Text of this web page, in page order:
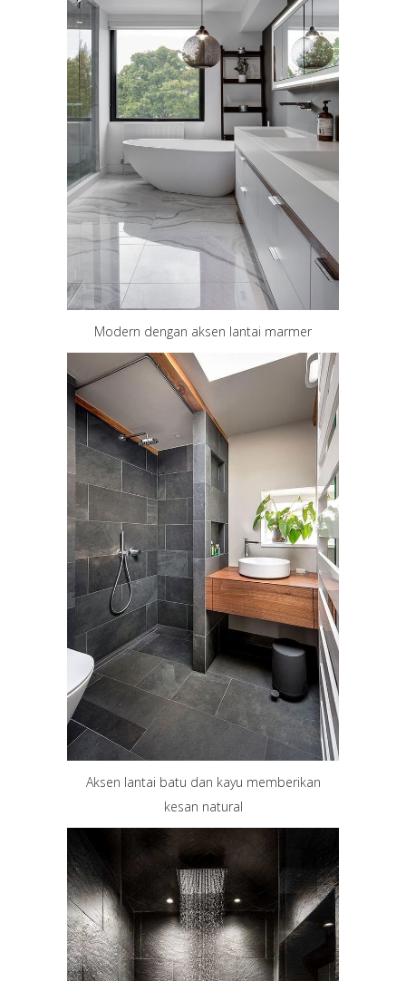
Modern dengan aksen lantai marmer
Aksen lantai batu dan kayu memberikan
kesan natural